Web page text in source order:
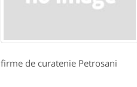
firme de curatenie Petrosani